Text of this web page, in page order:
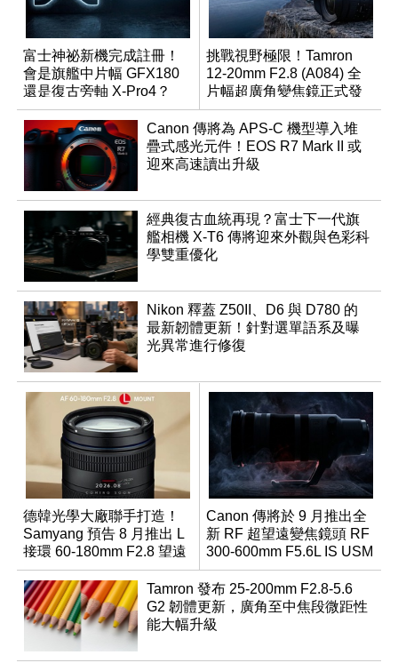
富士神祕新機完成註冊！
會是旗艦中片幅 GFX180
還是復古旁軸 X-Pro4？
挑戰視野極限！Tamron
12-20mm F2.8 (A084) 全
片幅超廣角變焦鏡正式發
表
Canon 傳將為 APS-C 機型導入堆
疊式感光元件！EOS R7 Mark II 或
迎來高速讀出升級
經典復古血統再現？富士下一代旗
艦相機 X-T6 傳將迎來外觀與色彩科
學雙重優化
Nikon 釋蓋 Z50II、D6 與 D780 的
最新韌體更新！針對選單語系及曝
光異常進行修復
德韓光學大廠聯手打造！
Samyang 預告 8 月推出 L
接環 60-180mm F2.8 望遠
變焦鏡
Canon 傳將於 9 月推出全
新 RF 超望遠變焦鏡頭 RF
300-600mm F5.6L IS USM
Tamron 發布 25-200mm F2.8-5.6
G2 韌體更新，廣角至中焦段微距性
能大幅升級